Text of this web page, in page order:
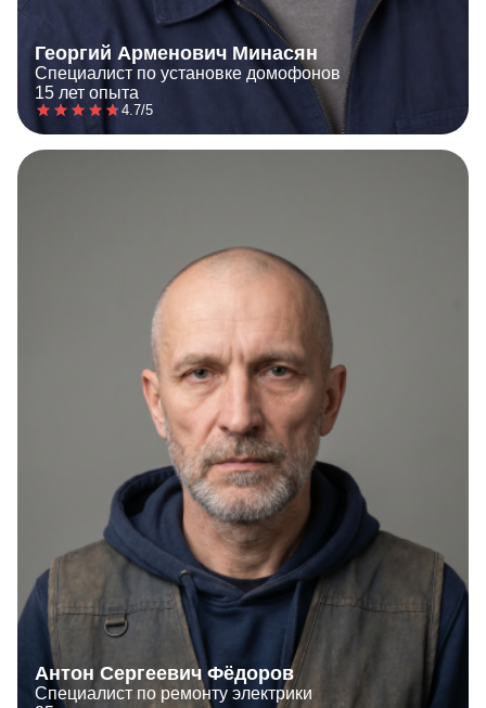
Георгий Арменович Минасян
Специалист по установке домофонов
15 лет опыта
4.7/5
Антон Сергеевич Фёдоров
Специалист по ремонту электрики